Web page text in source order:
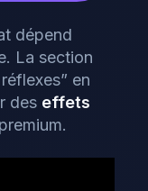
dépend
La section
en
des effets